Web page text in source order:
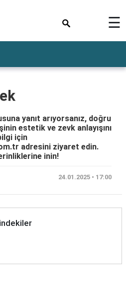
☰
yanıt arıyorsanız, doğru
estetik ve zevk anlayışını
için
adresini ziyaret edin.
inin!
24.01.2025 • 17:00